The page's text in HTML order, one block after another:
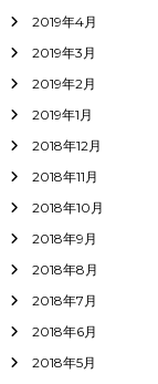
2019年4月
2019年3月
2019年2月
2019年1月
2018年12月
2018年11月
2018年10月
2018年9月
2018年8月
2018年7月
2018年6月
2018年5月